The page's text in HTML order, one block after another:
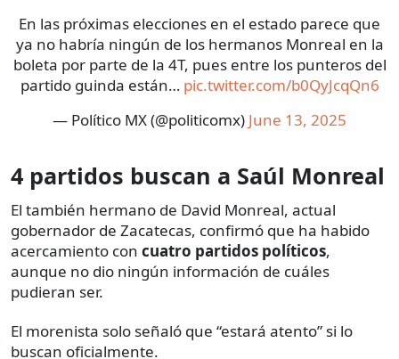
En las próximas elecciones en el estado parece que
ya no habría ningún de los hermanos Monreal en la
boleta por parte de la 4T, pues entre los punteros del
partido guinda están… pic.twitter.com/b0QyJcqQn6
— Político MX (@politicomx) June 13, 2025
4 partidos buscan a Saúl Monreal
El también hermano de David Monreal, actual
gobernador de Zacatecas, confirmó que ha habido
acercamiento con cuatro partidos políticos,
aunque no dio ningún información de cuáles
pudieran ser.
El morenista solo señaló que “estará atento” si lo
buscan oficialmente.